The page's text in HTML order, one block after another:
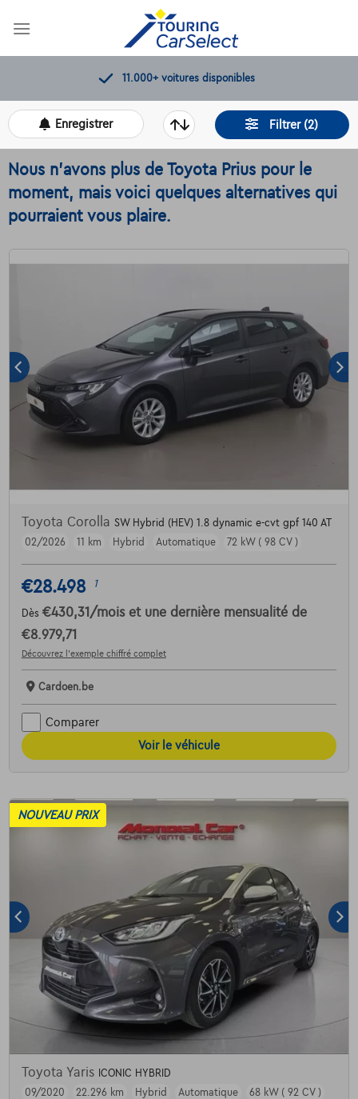
11.000+ voitures disponibles
Filtrer (2)
Enregistrer
Nous n'avons plus de Toyota Prius pour le
moment, mais voici quelques alternatives qui
pourraient vous plaire.
Toyota Corolla SW Hybrid (HEV) 1.8 dynamic e-cvt gpf 140 AT
02/2026
11 km Hybrid Automatique 72 kW ( 98 CV )
€28.498 1
Dès €430,31 /mois et une dernière mensualité de
€8.979,71
Découvrez l’exemple chiffré complet
Cardoen.be
Comparer
Voir le véhicule
NOUVEAU PRIX
Toyota Yaris ICONIC HYBRID
09/2020
22.296 km Hybrid Automatique 68 kW ( 92 CV )